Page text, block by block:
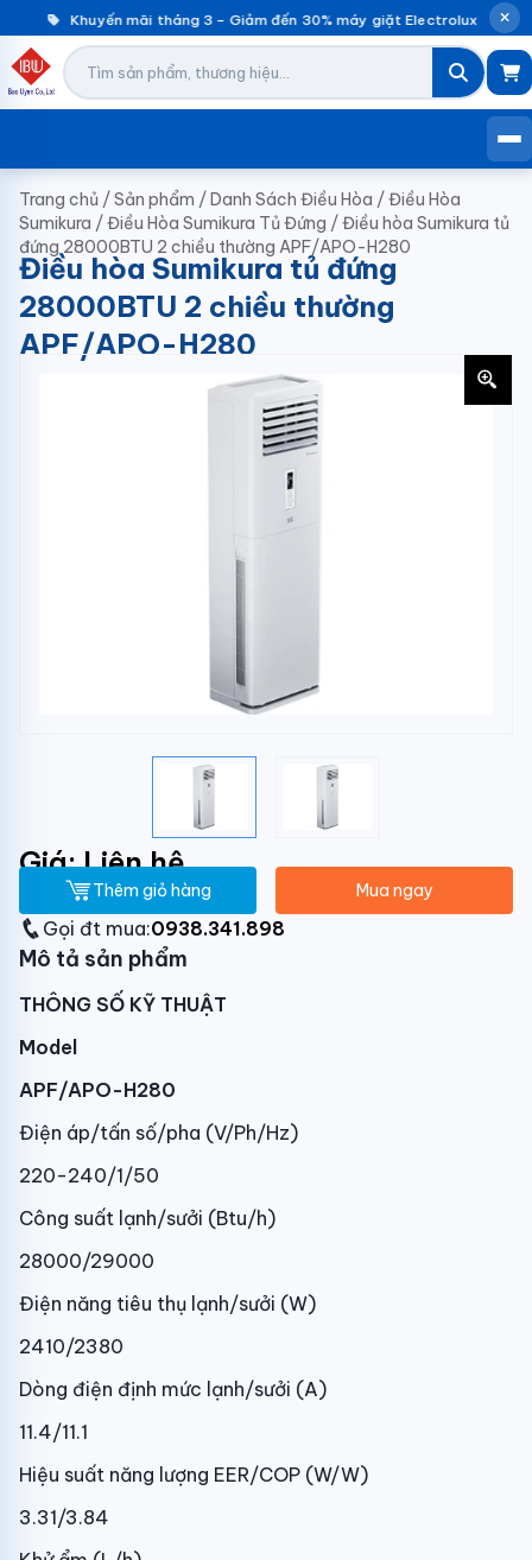
Khuyến mãi tháng 3 – Giảm đến 30% máy giặt Electrolux |
Trang chủ /Sản phẩm /Danh Sách Điều Hòa /Điều Hòa
Sumikura /Điều Hòa Sumikura Tủ Đứng /Điều hòa Sumikura tủ
đứng 28000BTU 2 chiều thường APF/APO-H280
Điều hòa Sumikura tủ đứng
28000BTU 2 chiều thường
APF/APO-H280
Giá: Liên hệ
Thêm giỏ hàng Mua ngay
Gọi đt mua:0938.341.898
Mô tả sản phẩm
THÔNG SỐ KỸ THUẬT
Model
APF/APO-H280
Điện áp/tấn số/pha (V/Ph/Hz)
220-240/1/50
Công suất lạnh/sưởi (Btu/h)
28000/29000
Điện năng tiêu thụ lạnh/sưởi (W)
2410/2380
Dòng điện định mức lạnh/sưởi (A)
11.4/11.1
Hiệu suất năng lượng EER/COP (W/W)
3.31/3.84